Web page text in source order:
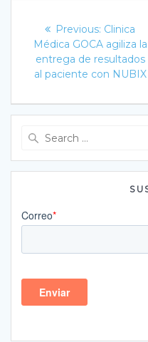
de
entradas
Previous: Previous
post:
Clinica
Médica GOCA agiliza la
entrega de resultados
al paciente con NUBIX